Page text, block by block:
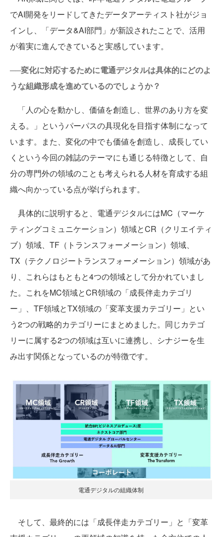
でAI開発をリードしてきたデータアーティスト社がジョ
インし、「データ&AI部門」が新設されたことで、活用
が着実に進んできていると実感しています。
──変化に対応するために電通デジタルは具体的にどのよ
うな組織形成を進めているのでしょうか？
「人の心を動かし、価値を創造し、世界のあり方を変
える。」というパーパスの具現化を目指す体制になって
います。また、変化の中でも価値を創造し、成長してい
くという今回の雑誌のテーマにも通じる特徴として、自
分の専門外の領域のことも考えられる人材を育成する組
織へ向かっている点が挙げられます。
具体的に説明すると、電通デジタルにはMC（マーケ
ティングコミュニケーション）領域とCR（クリエイティ
ブ）領域、TF（トランスフォーメーション）領域、
TX（テクノロジートランスフォーメーション）領域があ
り、これらはもともと4つの領域として分かれていまし
た。これをMC領域とCR領域の「成長伴走カテゴリ
ー」、TF領域とTX領域の「変革支援カテゴリー」とい
う2つの戦略的カテゴリーにまとめました。同じカテゴ
リーに属する2つの領域は互いに連携し、シナジーを生
み出す関係となっているのが特徴です。
電通デジタルの組織体制
そして、最終的には「成長伴走カテゴリー」と「変革